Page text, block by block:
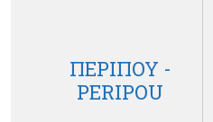
ΠΕΡΙΠΟΥ -
PERIPOU